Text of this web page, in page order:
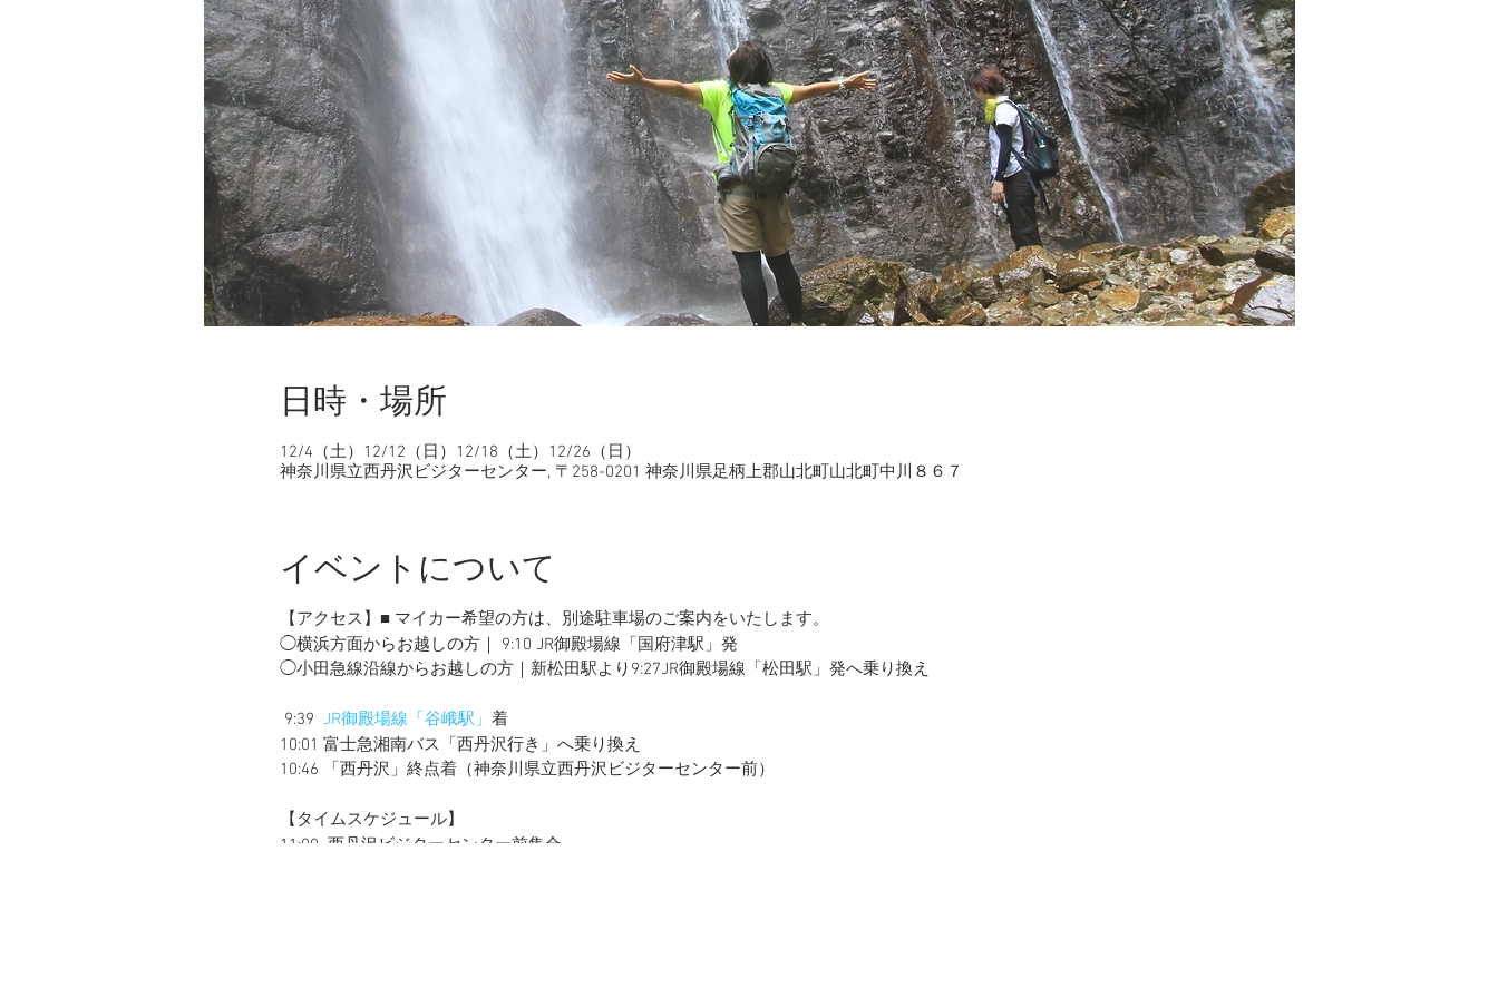
日時・場所
12/4（土）12/12（日）12/18（土）12/26（日）
神奈川県立西丹沢ビジターセンター, 〒258-0201 神奈川県足柄上郡山北町山北町中川８６７
イベントについて
【アクセス】■ マイカー希望の方は、別途駐車場のご案内をいたします。
◯横浜方面からお越しの方｜ 9:10 JR御殿場線「国府津駅」発
◯小田急線沿線からお越しの方｜新松田駅より9:27JR御殿場線「松田駅」発へ乗り換え
9:39 JR御殿場線「谷峨駅」 着
10:01 富士急湘南バス「西丹沢行き」へ乗り換え
10:46 「西丹沢」終点着（神奈川県立西丹沢ビジターセンター前）
【タイムスケジュール】
11:00 西丹沢ビジターセンター前集合